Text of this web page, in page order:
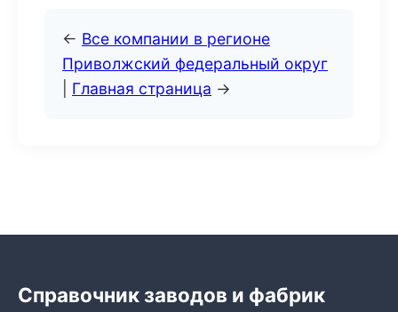
← Все компании в регионе
Приволжский федеральный округ
Главная страница →
Справочник заводов и фабрик